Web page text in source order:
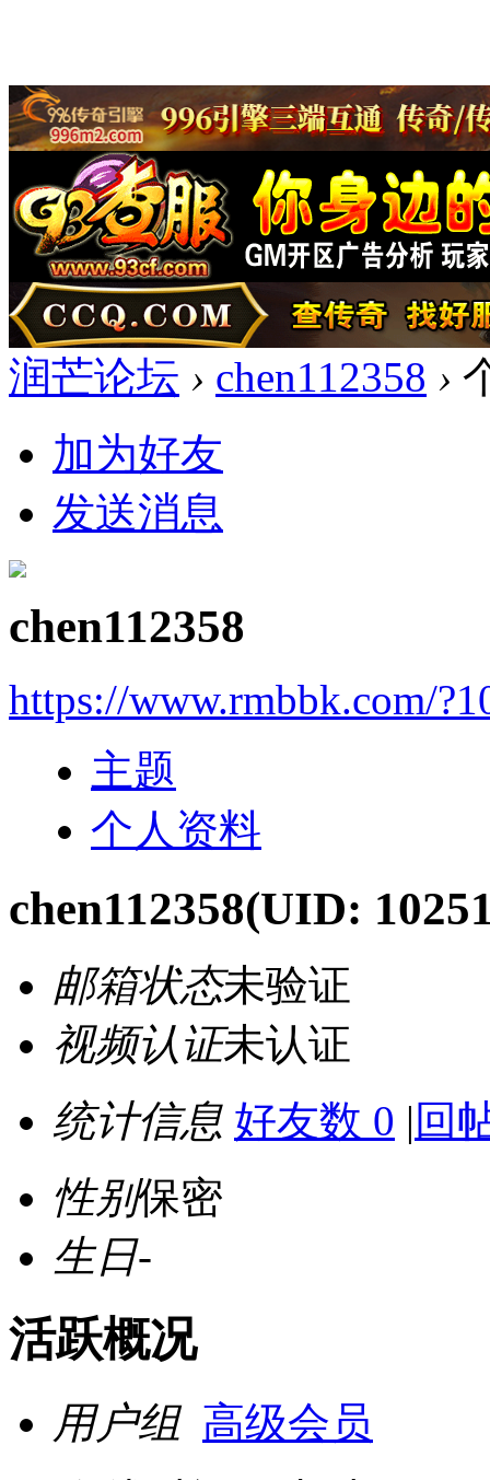
润芒论坛 › chen112358 ›
加为好友
发送消息
chen112358
https://www.rmbbk.com/
主题
个人资料
chen112358(UID:
邮箱状态未验证
视频认证未认证
统计信息 好友数 0 | 回
性别保密
生日-
活跃概况
用户组 高级会员